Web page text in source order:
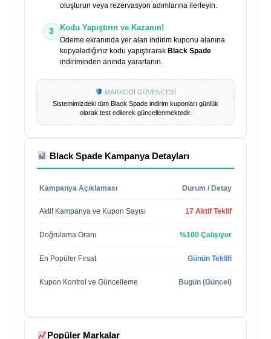
oluşturun veya rezervasyon adımlarına ilerleyin.
3 Kodu Yapıştırın ve Kazanın!
Ödeme ekranında yer alan indirim kuponu alanına
kopyaladığınız kodu yapıştırarak Black Spade
indiriminden anında yararlanın.
MARKODİ GÜVENCESİ
Sistemimizdeki tüm Black Spade indirim kuponları günlük
olarak test edilerek güncellenmektedir.
Black Spade Kampanya Detayları
Kampanya Açıklaması Durum / Detay
Aktif Kampanya ve Kupon Sayısı 17 Aktif Teklif
Doğrulama Oranı %100 Çalışıyor
En Popüler Fırsat Günün Teklifi
Kupon Kontrol ve Güncelleme Bugün (Güncel)
Popüler Markalar